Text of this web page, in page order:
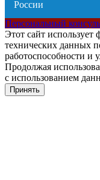
Персональный
Этот сайт использует
технических данных
работоспособности и
Продолжая
с использованием
Принять